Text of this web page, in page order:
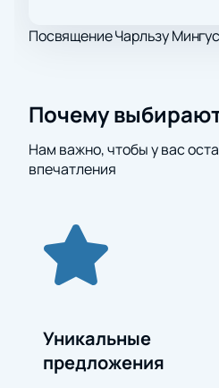
Посвящение Чарльзу
Почему
Нам важно, чтобы у вас
впечатления
Уникальные
предложения